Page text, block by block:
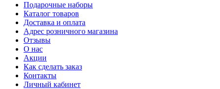
Подарочные наборы
Каталог товаров
Доставка и оплата
Адрес розничного магазина
Отзывы
О нас
Акции
Как сделать заказ
Контакты
Личный кабинет